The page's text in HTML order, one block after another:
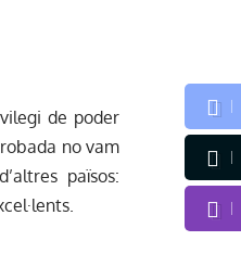
de poder
no vam
països: